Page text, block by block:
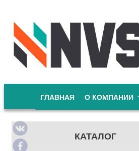
ГЛАВНАЯ О КОМПАНИИ
КАТАЛОГ